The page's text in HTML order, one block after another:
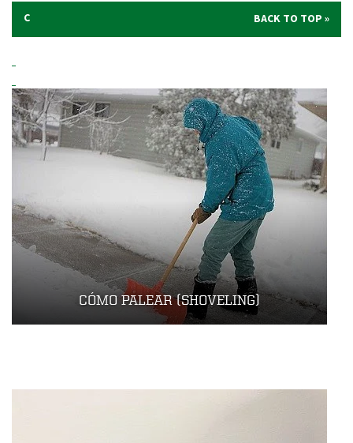
C BACK TO TOP
CÓMO PALEAR (SHOVELING)